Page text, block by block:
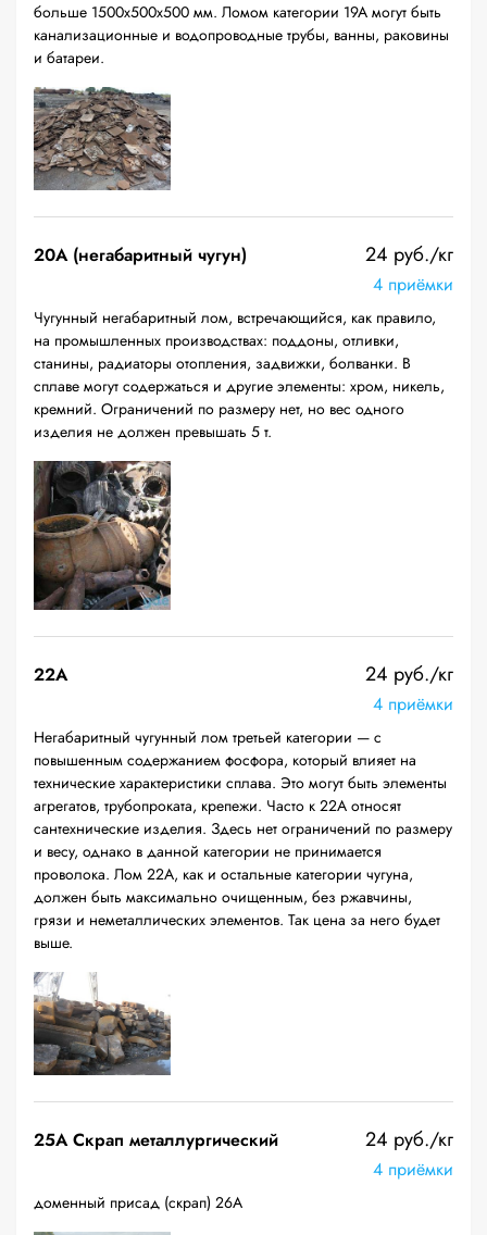
больше 1500х500х500 мм. Ломом категории 19А могут быть
канализационные и водопроводные трубы, ванны, раковины
и батареи.
20A (негабаритный чугун) 24 руб./кг
4 приёмки
Чугунный негабаритный лом, встречающийся, как правило,
на промышленных производствах: поддоны, отливки,
станины, радиаторы отопления, задвижки, болванки. В
сплаве могут содержаться и другие элементы: хром, никель,
кремний. Ограничений по размеру нет, но вес одного
изделия не должен превышать 5 т.
22A 24 руб./кг
4 приёмки
Негабаритный чугунный лом третьей категории — с
повышенным содержанием фосфора, который влияет на
технические характеристики сплава. Это могут быть элементы
агрегатов, трубопроката, крепежи. Часто к 22А относят
сантехнические изделия. Здесь нет ограничений по размеру
и весу, однако в данной категории не принимается
проволока. Лом 22А, как и остальные категории чугуна,
должен быть максимально очищенным, без ржавчины,
грязи и неметаллических элементов. Так цена за него будет
выше.
25A Скрап металлургический 24 руб./кг
4 приёмки
доменный присад (скрап) 26А